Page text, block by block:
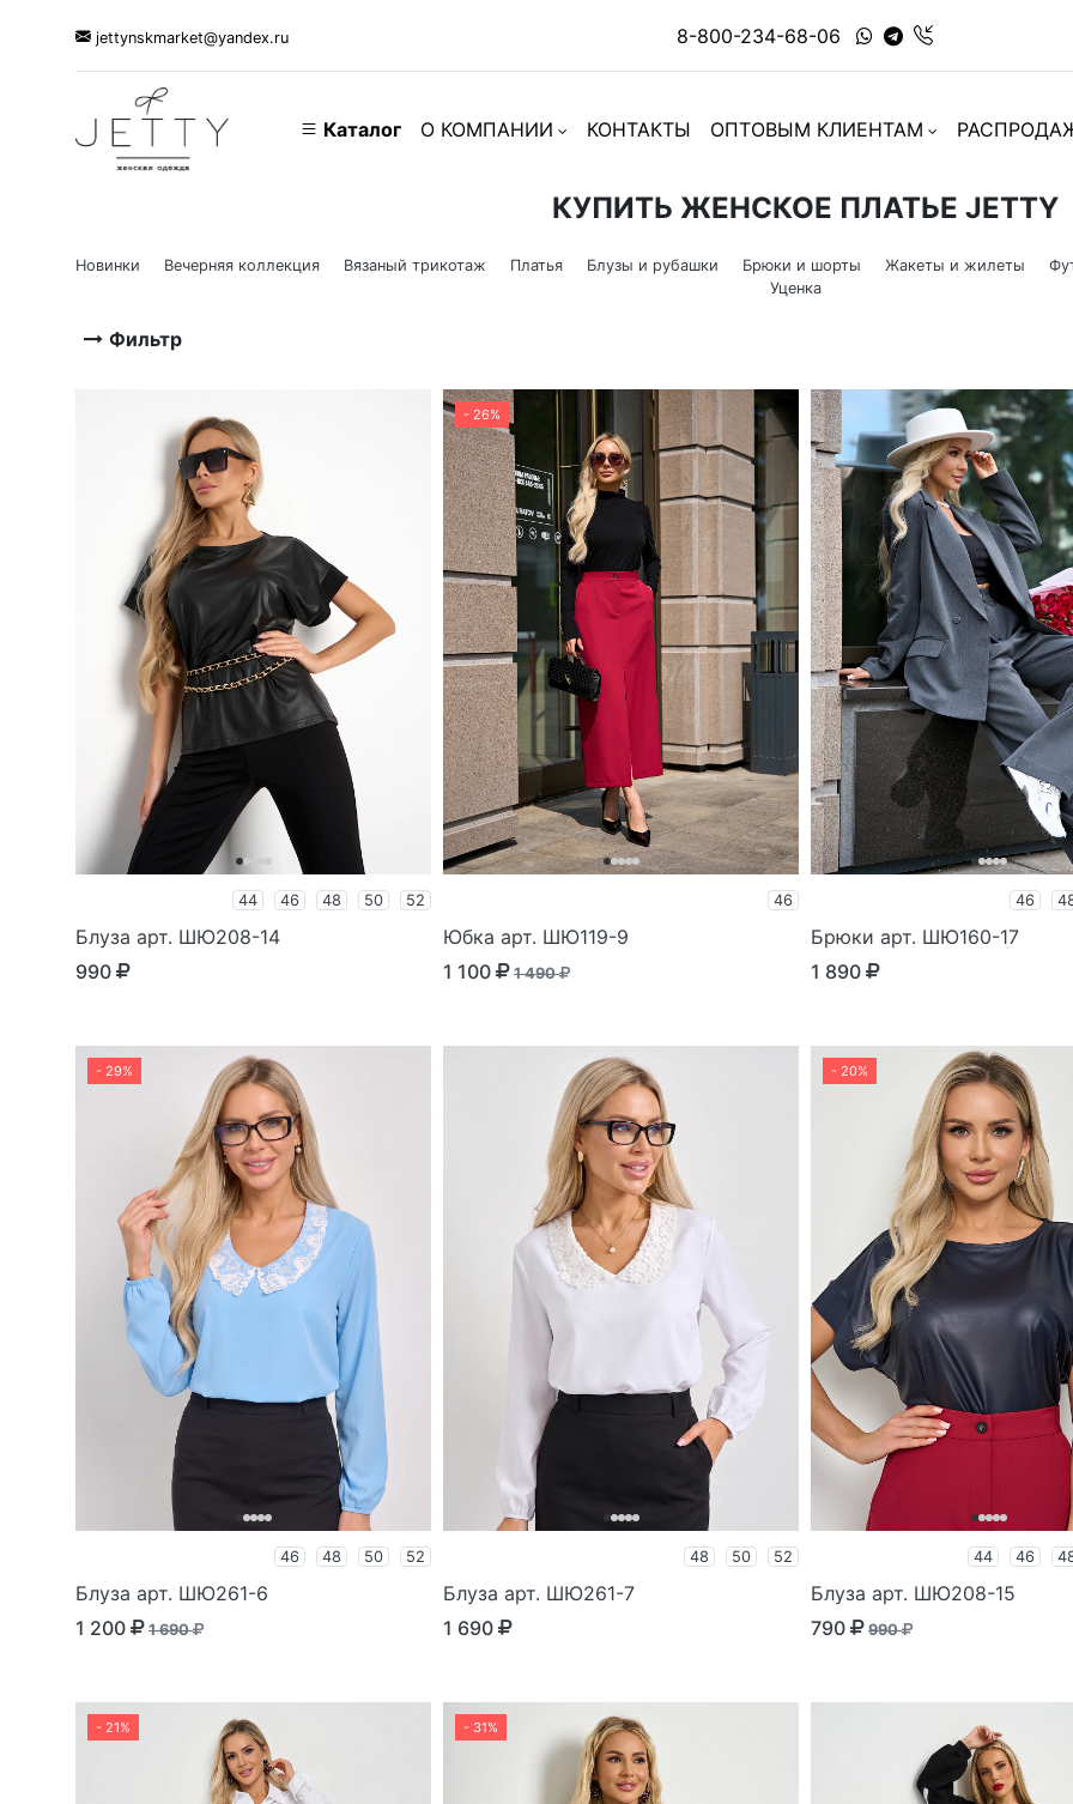
jettynskmarket@yandex.ru 8-800-234-68-06
Каталог О КОМПАНИИ КОНТАКТЫ ОПТОВЫМ КЛИЕНТАМ
КУПИТЬ ЖЕНСКОЕ ПЛАТЬЕ JETTY
Новинки Вечерняя коллекция Вязаный трикотаж Платья Блузы и рубашки Брюки и шорты Жакеты и жилеты
Уценка
Фильтр
44 46 48 50 52
Блуза арт. ШЮ208-14
990
- 26%
46
Юбка арт. ШЮ119-9
1 100
1 490
46
Брюки арт. ШЮ160-17
1 890
- 29%
46 48 50 52
Блуза арт. ШЮ261-6
1 200
1 690
48 50 52
Блуза арт. ШЮ261-7
1 690
- 20%
44 46
Блуза арт. ШЮ208-15
790
990
- 21% - 31%